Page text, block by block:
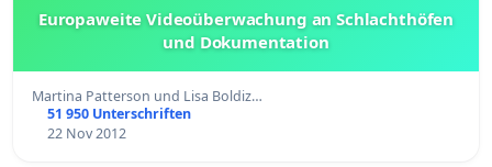
Europaweite Videoüberwachung an Schlachthöfen
und Dokumentation
Martina Patterson und Lisa Boldiz…
51 950 Unterschriften
22 Nov 2012